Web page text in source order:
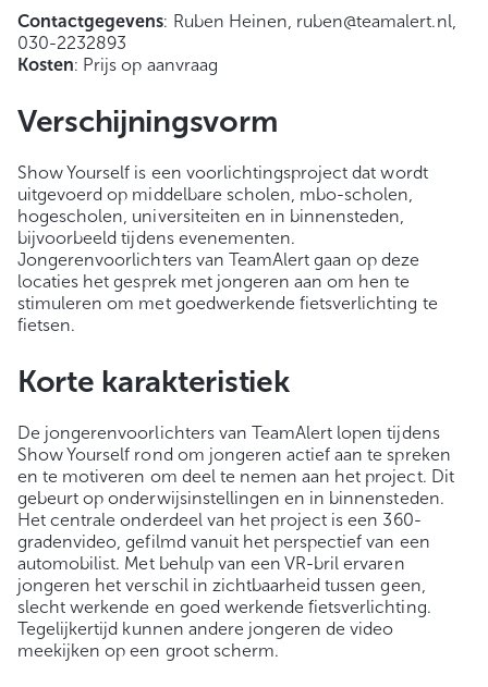
Contactgegevens: Ruben Heinen, ruben@teamalert.nl,
030-2232893
Kosten: Prijs op aanvraag
Verschijningsvorm
Show Yourself is een voorlichtingsproject dat wordt
uitgevoerd op middelbare scholen, mbo-scholen,
hogescholen, universiteiten en in binnensteden,
bijvoorbeeld tijdens evenementen.
Jongerenvoorlichters van TeamAlert gaan op deze
locaties het gesprek met jongeren aan om hen te
stimuleren om met goedwerkende fietsverlichting te
fietsen.
Korte karakteristiek
De jongerenvoorlichters van TeamAlert lopen tijdens
Show Yourself rond om jongeren actief aan te spreken
en te motiveren om deel te nemen aan het project. Dit
gebeurt op onderwijsinstellingen en in binnensteden.
Het centrale onderdeel van het project is een 360-
gradenvideo, gefilmd vanuit het perspectief van een
automobilist. Met behulp van een VR-bril ervaren
jongeren het verschil in zichtbaarheid tussen geen,
slecht werkende en goed werkende fietsverlichting.
Tegelijkertijd kunnen andere jongeren de video
meekijken op een groot scherm.